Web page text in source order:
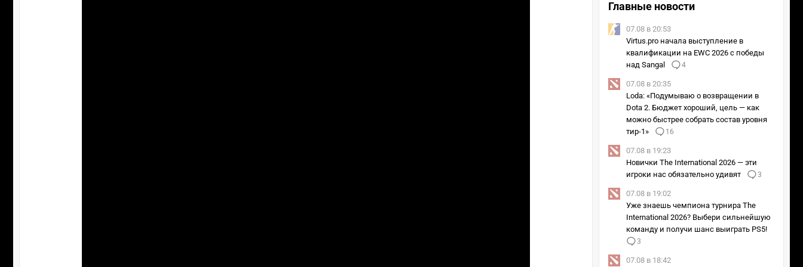
Главные новости
07.08 в 20:53
Virtus.pro начала выступление в
квалификации на EWC 2026 с победы
над Sangal
4
07.08 в 20:35
Loda: «Подумываю о возвращении в
Dota 2. Бюджет хороший, цель — как
можно быстрее собрать состав уровня
тир-1»
16
07.08 в 19:23
Новички The International 2026 — эти
игроки нас обязательно удивят
3
07.08 в 19:02
Уже знаешь чемпиона турнира The
International 2026? Выбери сильнейшую
команду и получи шанс выиграть PS5!
3
07.08 в 18:42